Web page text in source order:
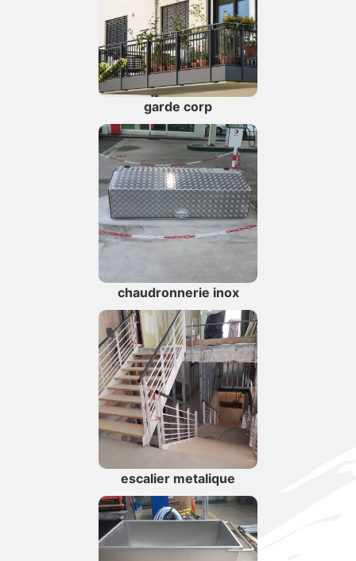
garde corp
chaudronnerie inox
escalier metalique